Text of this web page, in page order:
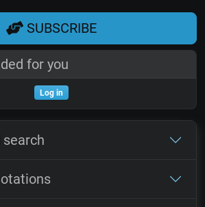
SUBSCRIBE
for you
Log in
search